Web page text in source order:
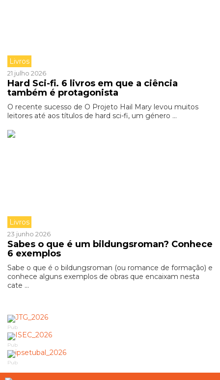
Livros
21 julho 2026
Hard Sci-fi. 6 livros em que a ciência
também é protagonista
O recente sucesso de O Projeto Hail Mary levou muitos
leitores até aos títulos de hard sci-fi, um género ...
Livros
23 junho 2026
Sabes o que é um bildungsroman? Conhece
6 exemplos
Sabe o que é o bildungsroman (ou romance de formação) e
conhece alguns exemplos de obras que encaixam nesta
cate ...
Pub
Pub
Pub